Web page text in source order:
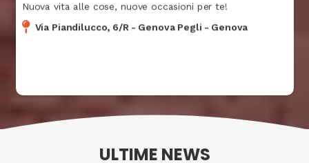
Nuova vita alle cose, nuove occasioni per te!
Via Piandilucco, 6/R - Genova Pegli - Genova
ULTIME NEWS